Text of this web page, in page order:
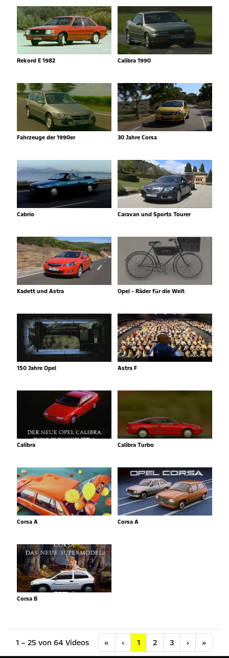
Rekord E 1982 Calibra 1990
Fahrzeuge der 1990er 30 Jahre Corsa
Cabrio Caravan und Sports Tourer
Kadett und Astra Opel - Räder für die Welt
150 Jahre Opel Astra F
Calibra Calibra Turbo
Corsa A Corsa A
Corsa B
1 – 25 von 64 Videos « Anfang
‹ Vorherige
1 2 3 ›Nächste
»